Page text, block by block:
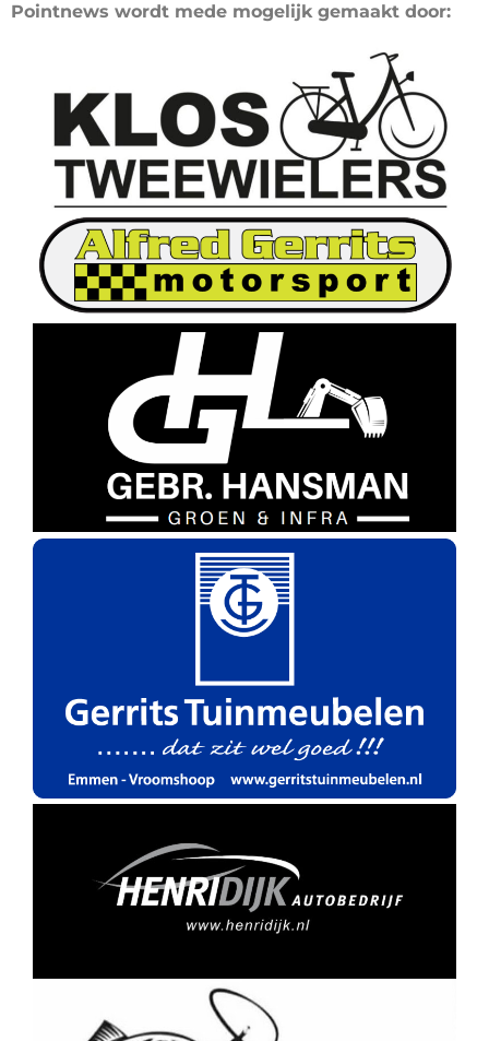
Pointnews wordt mede mogelijk gemaakt door: